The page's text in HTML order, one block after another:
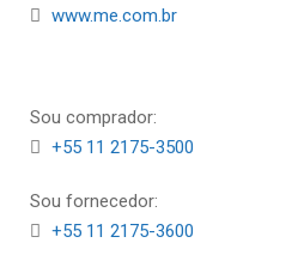
www.me.com.br
Sou comprador:
+55 11 2175-3500
Sou fornecedor:
+55 11 2175-3600